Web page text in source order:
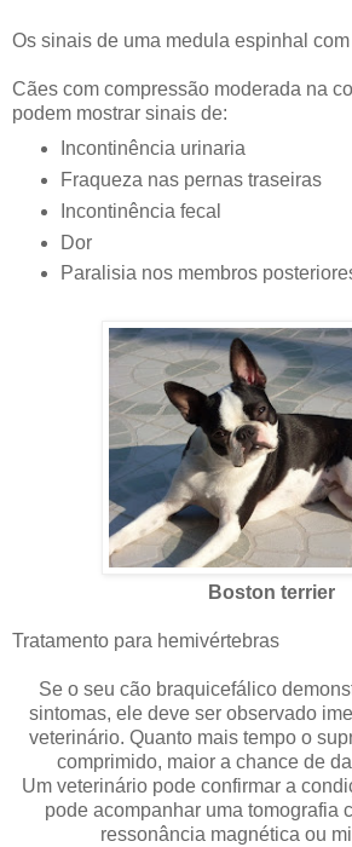
Os sinais de uma medula espinhal
Cães com compressão moderada na
podem mostrar sinais de:
Incontinência urinaria
Fraqueza nas pernas traseiras
Incontinência fecal
Dor
Paralisia nos membros
Boston terrier
Tratamento para hemivértebras
Se o seu cão braquicefálico
sintomas, ele deve ser observado
veterinário. Quanto mais tempo o
comprimido, maior a chance de
Um veterinário pode confirmar a
pode acompanhar uma tomografia
ressonância magnética ou